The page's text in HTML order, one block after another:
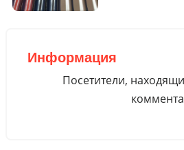
Информация
Посетители,